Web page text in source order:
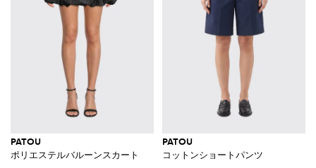
PATOU
ポリエステルバルーンスカート
PATOU
コットンショートパンツ